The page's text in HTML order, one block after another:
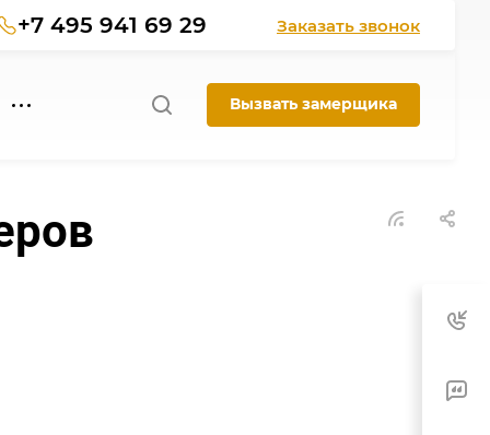
+7 495 941 69 29 Заказать звонок
Вызвать замерщика